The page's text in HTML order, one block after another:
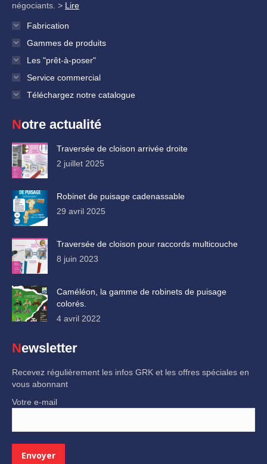
négociants. > Lire
Fabrication
Gammes de produits
Les "prêt-à-poser"
Service commercial
Téléchargez notre catalogue
Notre actualité
Traversée de cloison arrivée droite
2 juillet 2025
Robinet de puisage cadenassable
29 avril 2025
Traversée de cloison pour raccords multicouche
8 juin 2023
Caméléon, la gamme de robinets de puisage
colorés.
4 avril 2022
Newsletter
Recevez régulièrement les infos GRK et les offres spéciales en
vous abonnant
Votre e-mail